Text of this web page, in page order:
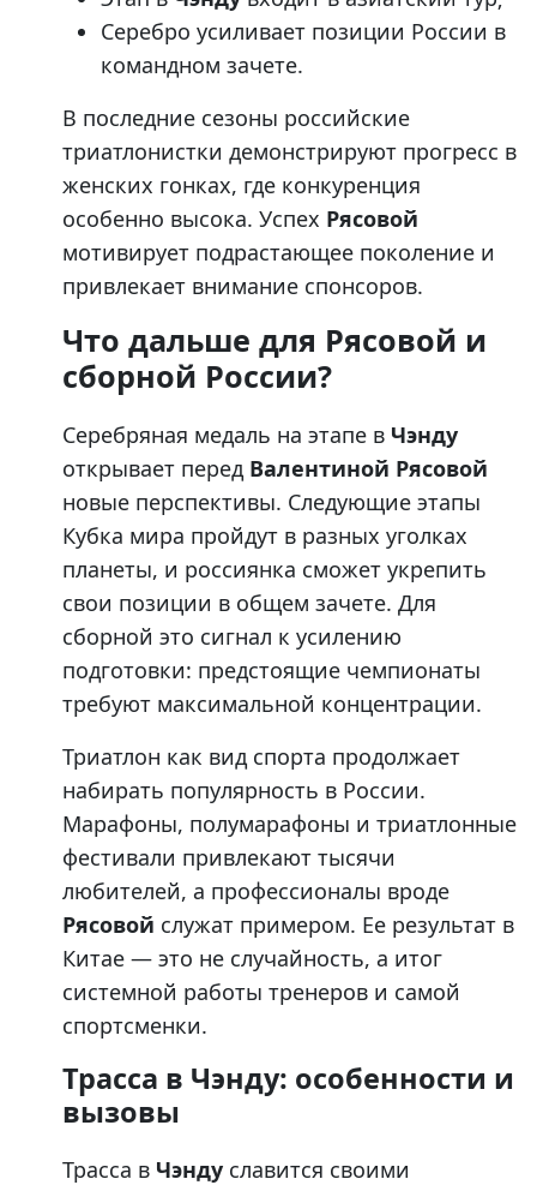
Серебро усиливает позиции России в
командном зачете.
В последние сезоны российские
триатлонистки демонстрируют прогресс в
женских гонках, где конкуренция
особенно высока. Успех Рясовой
мотивирует подрастающее поколение и
привлекает внимание спонсоров.
Что дальше для Рясовой и
сборной России?
Серебряная медаль на этапе в Чэнду
открывает перед Валентиной Рясовой
новые перспективы. Следующие этапы
Кубка мира пройдут в разных уголках
планеты, и россиянка сможет укрепить
свои позиции в общем зачете. Для
сборной это сигнал к усилению
подготовки: предстоящие чемпионаты
требуют максимальной концентрации.
Триатлон как вид спорта продолжает
набирать популярность в России.
Марафоны, полумарафоны и триатлонные
фестивали привлекают тысячи
любителей, а профессионалы вроде
Рясовой служат примером. Ее результат в
Китае — это не случайность, а итог
системной работы тренеров и самой
спортсменки.
Трасса в Чэнду: особенности и
вызовы
Трасса в Чэнду славится своими